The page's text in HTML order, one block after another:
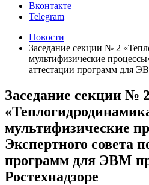
Вконтакте
Telegram
Новости
Заседание секции № 2
мультифизические
аттестации программ для
Заседание секции № 2
мультифизические
Экспертного совета
программ для ЭВМ
Ростехнадзоре